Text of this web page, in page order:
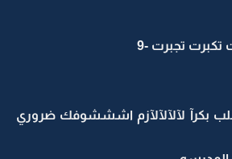
تكبرت تجبرت -9
بكرآ لآلآلآلآزم اشششوفك ضروري